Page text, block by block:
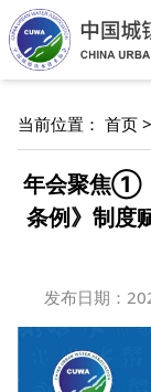
当前位置： 首页 >
年会聚焦①
条例》制度
发布日期：